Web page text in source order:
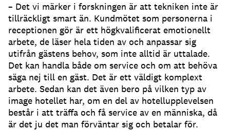
– Det vi märker i forskningen är att tekniken inte är
tillräckligt smart än. Kundmötet som personerna i
receptionen gör är ett högkvalificerat emotionellt
arbete, de läser hela tiden av och anpassar sig
utifrån gästens behov, som inte alltid är uttalade.
Det kan handla både om service och om att behöva
säga nej till en gäst. Det är ett väldigt komplext
arbete. Sedan kan det även bero på vilken typ av
image hotellet har, om en del av hotellupplevelsen
består i att träffa och få service av en människa, då
är det ju det man förväntar sig och betalar för.